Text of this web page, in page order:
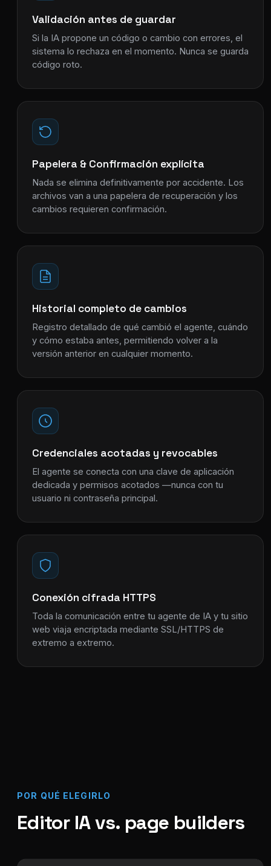
Validación antes de guardar
Si la IA propone un código o cambio con errores, el
sistema lo rechaza en el momento. Nunca se guarda
código roto.
Papelera & Confirmación explícita
Nada se elimina definitivamente por accidente. Los
archivos van a una papelera de recuperación y los
cambios requieren confirmación.
Historial completo de cambios
Registro detallado de qué cambió el agente, cuándo
y cómo estaba antes, permitiendo volver a la
versión anterior en cualquier momento.
Credenciales acotadas y revocables
El agente se conecta con una clave de aplicación
dedicada y permisos acotados —nunca con tu
usuario ni contraseña principal.
Conexión cifrada HTTPS
Toda la comunicación entre tu agente de IA y tu sitio
web viaja encriptada mediante SSL/HTTPS de
extremo a extremo.
POR QUÉ ELEGIRLO
Editor IA vs. page builders